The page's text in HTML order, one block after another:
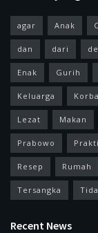
agar Anak
dan dari
Enak Gurih
Keluarga
Lezat Makan
Prabowo
Resep Rumah
Tersangka
Recent News